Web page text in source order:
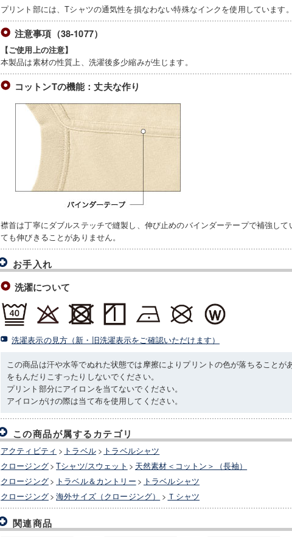
プリント部には、Tシャツの通気性を損なわない特殊なインクを使用しています。
注意事項（38-1077）
【ご使用上の注意】
本製品は素材の性質上、洗濯後多少縮みが生じます。
コットンTの機能：丈夫な作り
襟首は丁寧にダブルステッチで縫製し、伸び止めのバインダーテープで補強し
ても伸びきることがありません。
お手入れ
洗濯について
洗濯表示の見方（新・旧洗濯表示をご確認いただけます）
この商品は汗や水等でぬれた状態では摩擦によりプリントの色が落ちることが
をもんだりこすったりしないでください。
プリント部分にアイロンを当てないでください。
アイロンがけの際は当て布を使用してください。
この商品が属するカテゴリ
アクティビティ > トラベル > トラベルシャツ
クロージング> Tシャツ/スウェット > 天然素材＜コットン＞（長袖）
クロージング> トラベル＆カントリー > トラベルシャツ
クロージング> 海外サイズ（クロージング） > Ｔシャツ
関連商品